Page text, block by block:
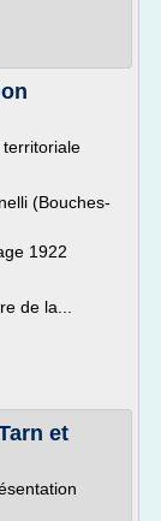
(Bouches-
1922
de la...
et